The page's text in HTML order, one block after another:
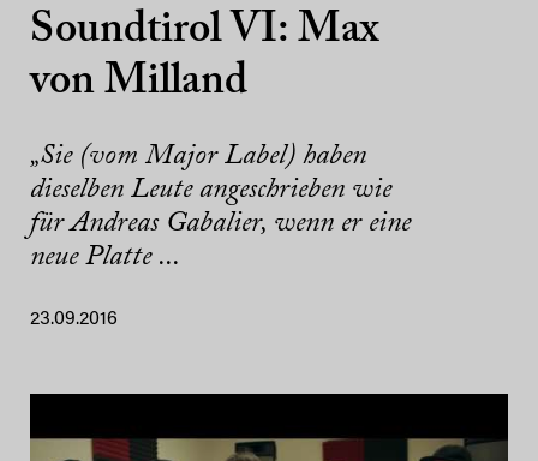
Soundtirol VI: Max
von Milland
„Sie (vom Major Label) haben
dieselben Leute angeschrieben wie
für Andreas Gabalier, wenn er eine
neue Platte ...
23.09.2016